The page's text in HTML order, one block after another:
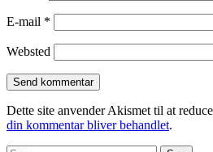
E-mail *
Websted
Dette site anvender Akismet til at
din kommentar bliver behandlet.